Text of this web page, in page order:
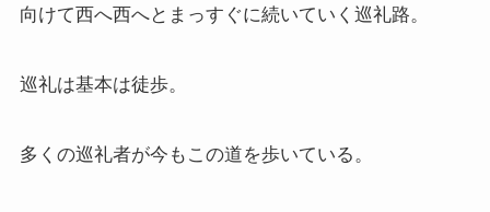
スターリンとヒトラーの虐殺・ホロコースト
冷戦世界の歴史・思想・文学に学ぶ
向けて西へ西へとまっすぐに続いていく巡礼路。
巡礼は基本は徒歩。
多くの巡礼者が今もこの道を歩いている。